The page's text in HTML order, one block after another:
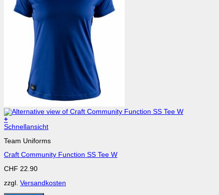
+
Dieses
weist
Varianten
Die
können
auf
Schnellansicht
Team Uniforms
Craft Community Function SS Tee W
CHF 22.90
zzgl. Versandkosten